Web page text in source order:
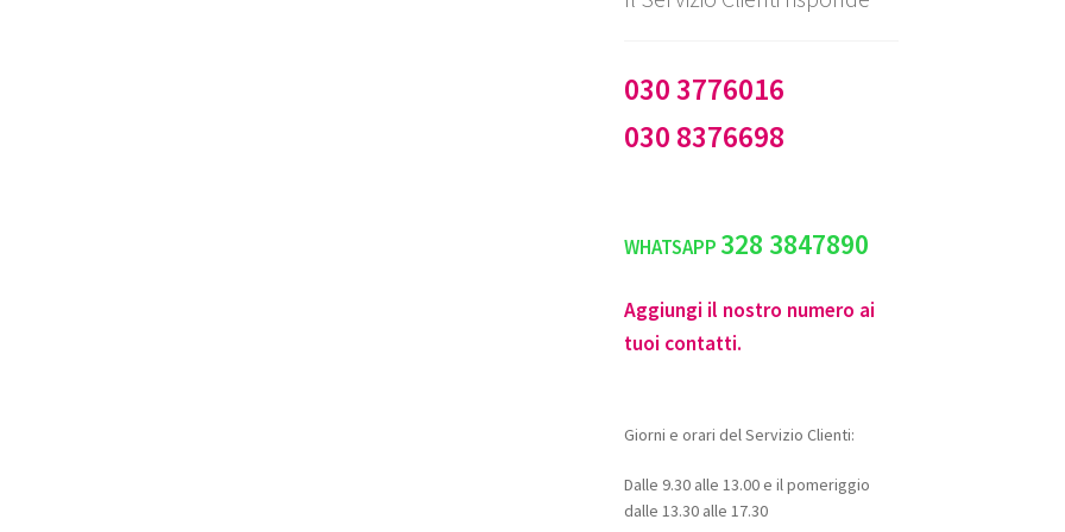
030 3776016
030 8376698
WHATSAPP 328 3847890
Aggiungi il nostro numero ai
tuoi contatti.
Giorni e orari del Servizio Clienti:
Dalle 9.30 alle 13.00 e il pomeriggio
dalle 13.30 alle 17.30